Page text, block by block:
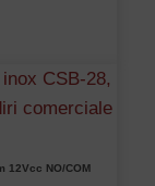
12Vcc NO/COM